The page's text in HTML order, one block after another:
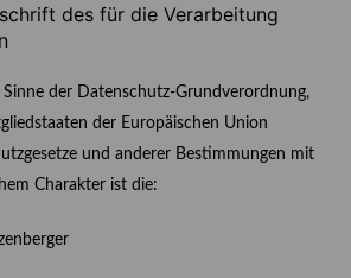
des für die Verarbeitung
der Datenschutz-Grundverordnung,
der Europäischen Union
und anderer Bestimmungen mit
Charakter ist die: